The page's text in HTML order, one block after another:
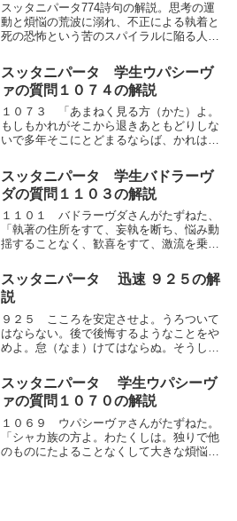
スッタニパータ774詩句の解説。思考の運
動と煩悩の荒波に溺れ、不正による執着と
死の恐怖という苦のスパイラルに陥る人間
ないと空の悟りを見極め、自らの思考を制
して生死の激流を渡り終える修行の本質を
解き明かす。真理の追究。
スッタニパータ 学生ウパシーヴ
ァの質問１０７４の解説
１０７３ 「あまねく見る方（かた）よ。
もしもかれがそこから退きあともどりしな
いで多年そこにとどまるならば、かれはそ
るのでしょうか？またそのような人の識別
作用は（あとまで）存在するのでしょう
か？」１０７４...
スッタニパータ 学生バドラーヴ
ダの質問１１０３の解説
１１０１ バドラーヴダさんがたずねた、
「執著の住所をすて、妄執を断ち、悩み動
揺することなく、歓喜をすて、激流を乗り
をすてた賢明な（あなた）に切にお願いし
ます。１１０２ 健き人よ。あなたのおこ
とばを聞こう...
スッタニパータ 迅速 ９２５の解
説
９２５ こころを安定させよ。うろついて
はならない。後で後悔するようなことをや
めよ。怠（なま）けてはならぬ。そうして
（がしょ）（寝る場所）に住まうべきであ
る。人間的思考の運動を制して、こころを
安定させよ。快...
スッタニパータ 学生ウパシーヴ
ァの質問１０７０の解説
１０６９ ウパシーヴァさんがたずねた。
「シャカ族の方よ。わたくしは。独りで他
のものにたよることなくして大きな煩悩の